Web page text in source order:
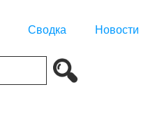
Сводка Новости